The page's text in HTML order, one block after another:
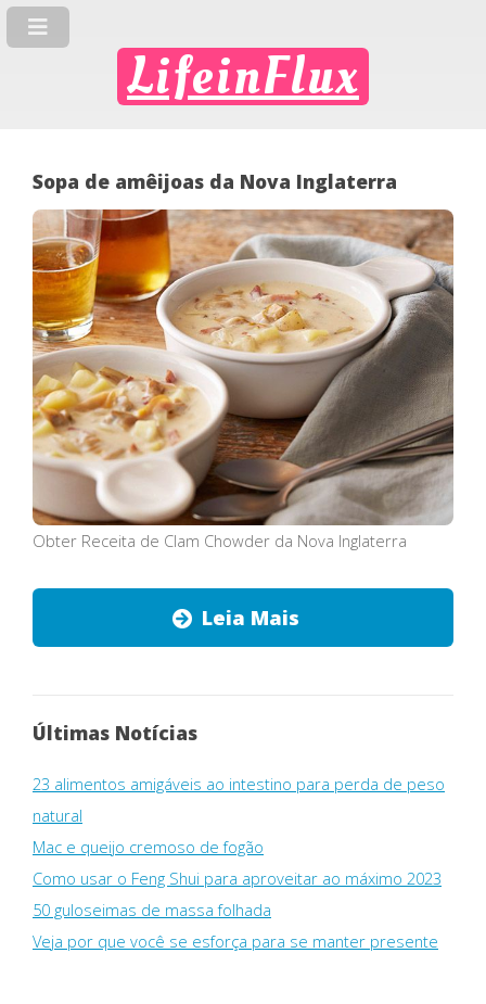
LifeinFlux
Sopa de amêijoas da Nova Inglaterra
Obter Receita de Clam Chowder da Nova Inglaterra
Leia Mais
Últimas Notícias
23 alimentos amigáveis ​​ao intestino para perda de peso
natural
Mac e queijo cremoso de fogão
Como usar o Feng Shui para aproveitar ao máximo 2023
50 guloseimas de massa folhada
Veja por que você se esforça para se manter presente